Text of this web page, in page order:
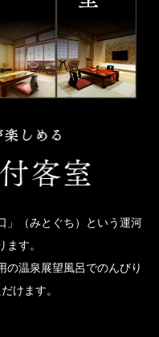
」（みとぐち）という運河
ます。
の温泉展望風呂でのんびり
けます。